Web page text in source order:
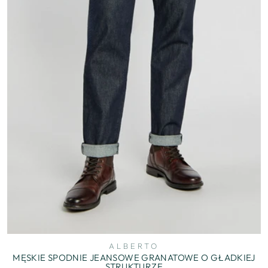
ALBERTO
MĘSKIE SPODNIE JEANSOWE GRANATOWE O GŁADKIEJ